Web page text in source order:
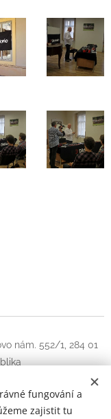
nám. 552/1, 284 01
fungování a
zajistit tu